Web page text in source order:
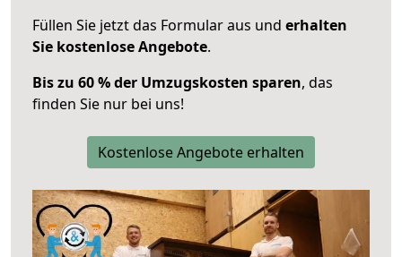
Füllen Sie jetzt das Formular aus und erhalten
Sie kostenlose Angebote.
Bis zu 60 % der Umzugskosten sparen, das
finden Sie nur bei uns!
Kostenlose Angebote erhalten